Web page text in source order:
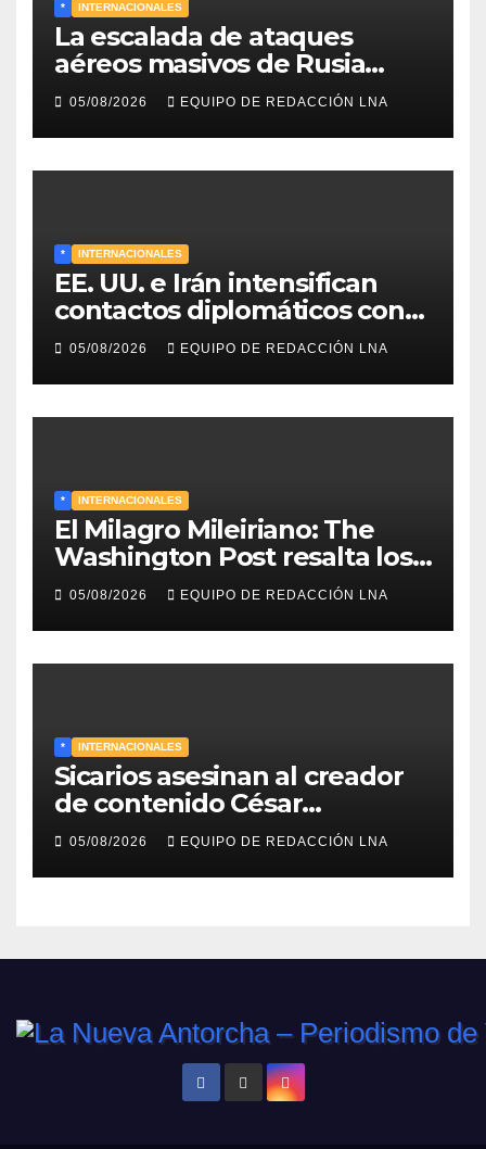
* INTERNACIONALES
La escalada de ataques
aéreos masivos de Rusia
sobre Kiev y centros
energéticos eleva la tensión
en el conflicto ucraniano
05/08/2026 EQUIPO DE REDACCIÓN LNA
* INTERNACIONALES
EE. UU. e Irán intensifican
contactos diplomáticos con
la mediación de Omán para
reabrir el estrecho de Ormuz
05/08/2026 EQUIPO DE REDACCIÓN LNA
* INTERNACIONALES
El Milagro Mileiriano: The
Washington Post resalta los
resultados de la economía de
Milei y lo califica como «El
renacimiento de Argentina
continúa»
05/08/2026 EQUIPO DE REDACCIÓN LNA
* INTERNACIONALES
Sicarios asesinan al creador
de contenido César
Gastélum durante una
transmisión en vivo
05/08/2026 EQUIPO DE REDACCIÓN LNA